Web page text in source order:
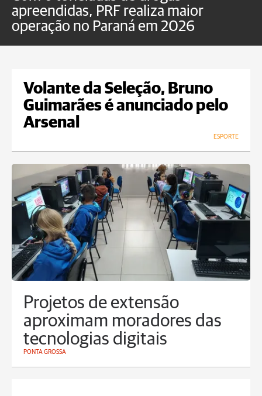
apreendidas, PRF realiza maior
operação no Paraná em 2026
Volante da Seleção, Bruno
Guimarães é anunciado pelo
Arsenal
ESPORTE
Projetos de extensão
aproximam moradores das
tecnologias digitais
PONTA GROSSA